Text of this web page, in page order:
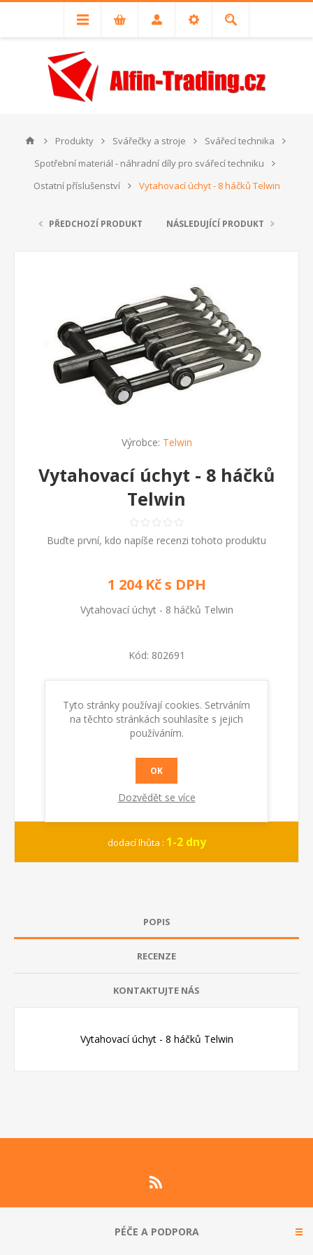
Produkty Svářečky a stroje
Svářecí technika
Spotřební materiál - náhradní díly pro svářecí techniku
Ostatní příslušenství
Vytahovací úchyt - 8 háčků Telwin
PŘEDCHOZÍ PRODUKT NÁSLEDUJÍCÍ PRODUKT
Výrobce: Telwin
Vytahovací úchyt - 8 háčků
Telwin
Buďte první, kdo napíše recenzi tohoto produktu
1 204 Kč s DPH
Vytahovací úchyt - 8 háčků Telwin
Kód: 802691
KOUPIT
dodací lhůta : 1-2 dny
POPIS
RECENZE
KONTAKTUJTE NÁS
Vytahovací úchyt - 8 háčků Telwin
PÉČE A PODPORA
Tyto stránky používají cookies. Setrváním
na těchto stránkách souhlasíte s jejich
používáním.
OK
Dozvědět se více